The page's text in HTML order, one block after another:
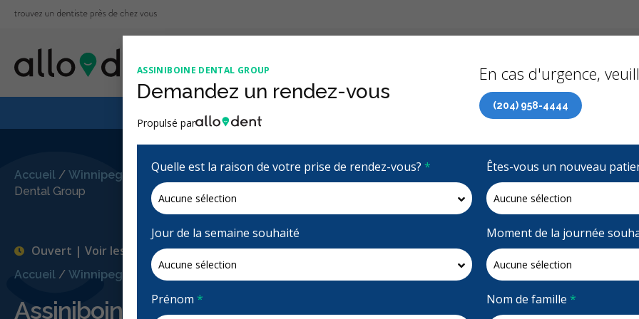
Le Régime canadien de soins dentaires (RCSD) maintenant accessible à tous
Accueil / Winnipeg, MB / Assiniboine
Dental Group
Accueil / Winnipeg, MB /
Assiniboine Dental Group
4.9 étoiles
(3698)
Ouvert | Voir les heures d'ouvertures
ASSINIBOINE DENTAL GROUP
Demandez un rendez-vous
Propulsé par
En cas d'urgence,
(204) 958-4444
Quelle est la raison de votre prise de rendez-vous? * Êtes-vous un nouveau
Jour de la semaine souhaité Moment de la journée
Prénom * Nom de famille *